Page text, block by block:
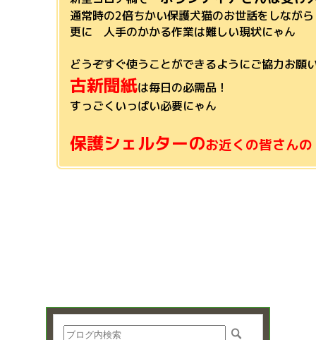
通常時の2倍ちかい保護犬猫のお世話をしなが
更に 人手のかかる作業は難しい現状にゃん
どうぞすぐ使うことができるようにご協力お願
古新聞紙は毎日の必需品！
すっごくいっぱい必要にゃん
保護シェルターのお近くの皆さん